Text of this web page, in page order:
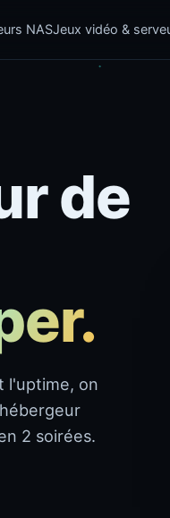
NASJeux vidéo &
de
l'uptime, on
2 soirées.